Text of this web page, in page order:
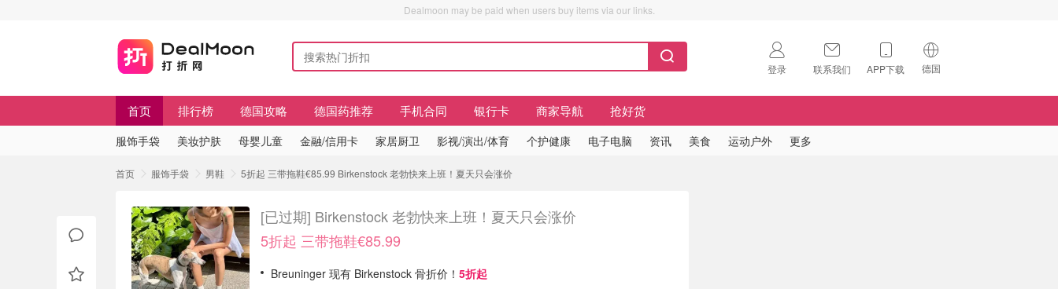
Dealmoon may be paid when users buy items via our links.
登录 联系我们 APP下载 德国
🇺🇸
首页 排行榜 德国攻略 德国药推荐 手机合同 银行卡 商家导航 抢好货
服饰手袋 美妆护肤 母婴儿童 金融/信用卡 家居厨卫 影视/演出/体育 个护健康 电子电脑 资讯 美食 运动户外 更多
首页 服饰手袋 男鞋 5折起 三带拖鞋€85.99 Birkenstock 老勃快来上班！夏天只会涨价
[已过期] Birkenstock 老勃快来上班！夏天只会涨价
5折起 三带拖鞋€85.99
Breuninger 现有 Birkenstock 骨折价！ 5折起